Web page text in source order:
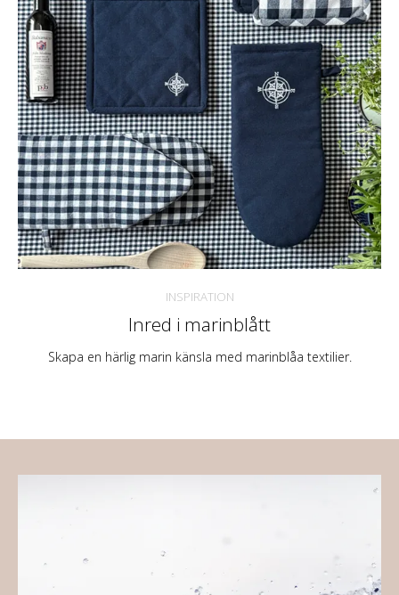
INSPIRATION
Inred i marinblått
Skapa en härlig marin känsla med marinblåa textilier.